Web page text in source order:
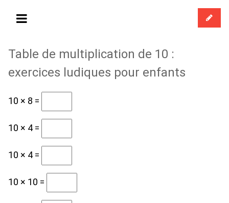
Table de multiplication de 10 :
exercices ludiques pour enfants
10 × 8 =
10 × 4 =
10 × 4 =
10 × 10 =